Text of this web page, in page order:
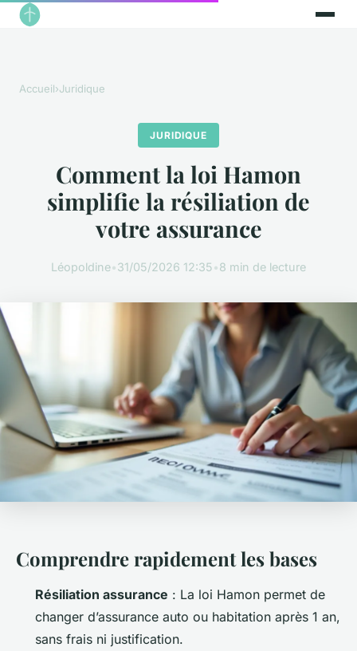
Accueil›Juridique
JURIDIQUE
Comment la loi Hamon
simplifie la résiliation de
votre assurance
Léopoldine•31/05/2026 12:35•8 min de lecture
Comprendre rapidement les bases
Résiliation assurance : La loi Hamon permet de
changer d’assurance auto ou habitation après 1 an,
sans frais ni justification.